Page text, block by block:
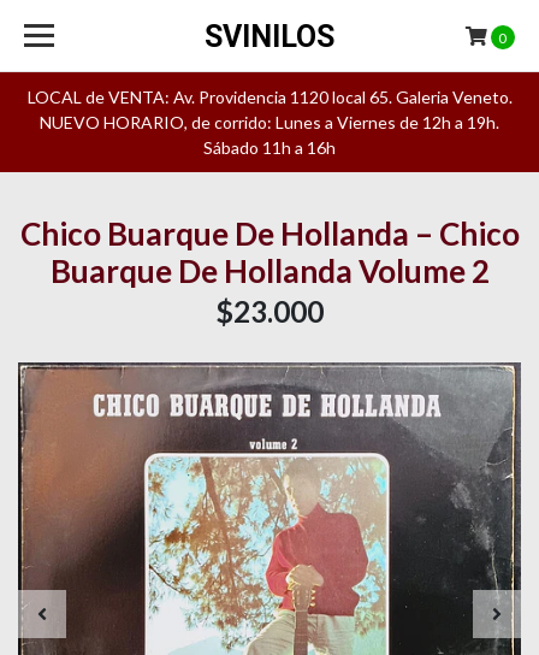
LOCAL de VENTA: Av. Providencia 1120 local 65. Galeria Veneto.
NUEVO HORARIO, de corrido: Lunes a Viernes de 12h a 19h.
Sábado 11h a 16h
SVINILOS 0
Chico Buarque De Hollanda – Chico
Buarque De Hollanda Volume 2
$23.000